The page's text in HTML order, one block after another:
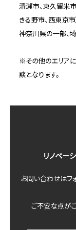
清瀬市、東久留米
きる野市、西東京市
神奈川県の一部、
※その他のエリア
談となります。
リノベー
お問い合わせはフ
ご不安な点が